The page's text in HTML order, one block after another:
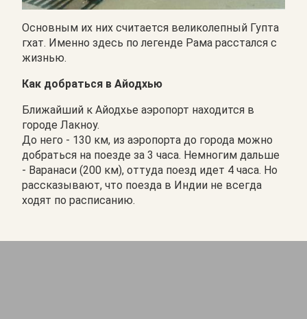
Основным их них считается великолепный Гупта
гхат. Именно здесь по легенде Рама расстался с
жизнью.
Как добраться в Айодхью
Ближайший к Айодхье аэропорт находится в
городе Лакноу.
До него - 130 км, из аэропорта до города можно
добраться на поезде за 3 часа. Немногим дальше
- Варанаси (200 км), оттуда поезд идет 4 часа. Но
рассказывают, что поезда в Индии не всегда
ходят по расписанию.